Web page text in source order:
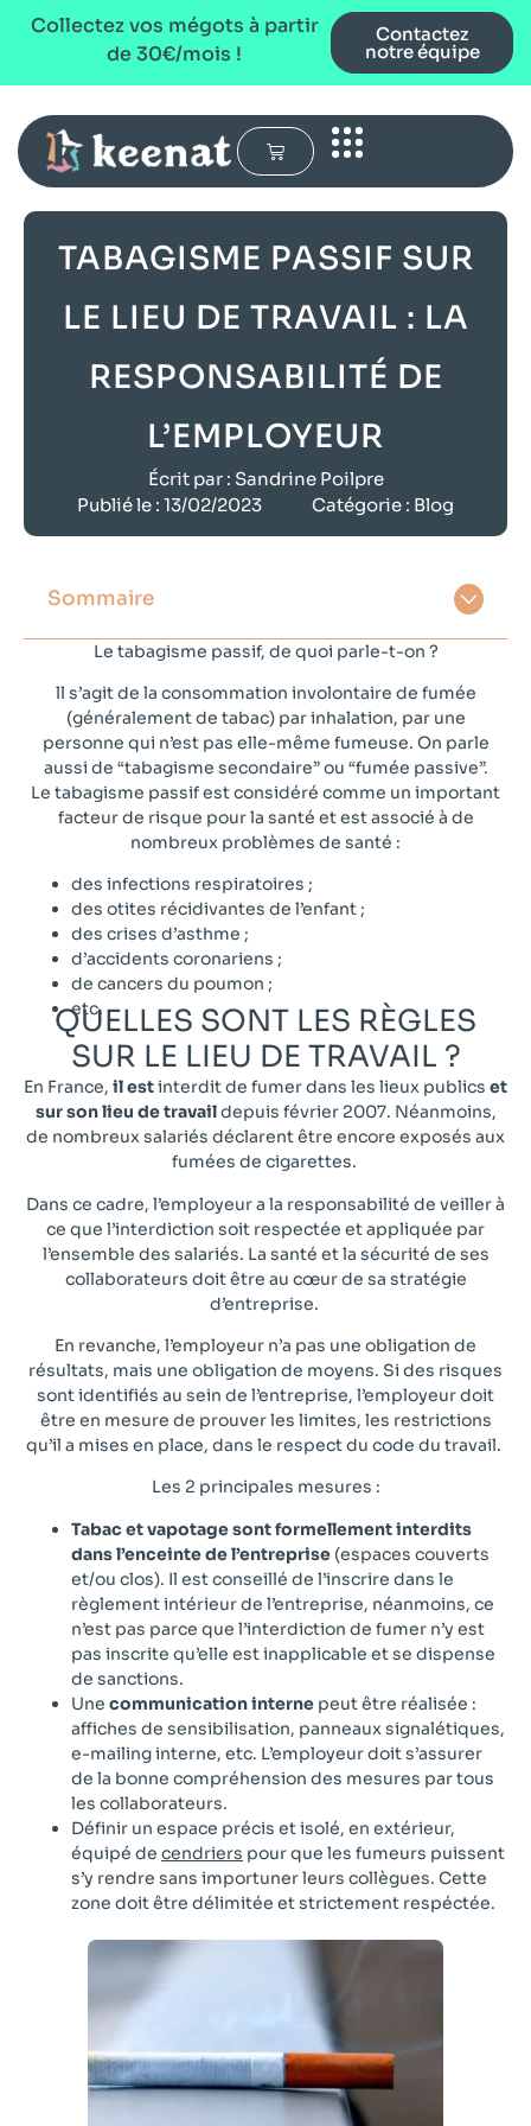
Collectez vos mégots à partir
de 30€/mois !
Contactez
notre équipe
TABAGISME PASSIF SUR
LE LIEU DE TRAVAIL : LA
RESPONSABILITÉ DE
L’EMPLOYEUR
Écrit par : Sandrine Poilpre
Publié le : 13/02/2023 Catégorie : Blog
Sommaire
Le tabagisme passif, de quoi parle-t-on ?
ll s’agit de la consommation involontaire de fumée
(généralement de tabac) par inhalation, par une
personne qui n’est pas elle-même fumeuse. On parle
aussi de “tabagisme secondaire” ou “fumée passive”.
Le tabagisme passif est considéré comme un important
facteur de risque pour la santé et est associé à de
nombreux problèmes de santé :
des infections respiratoires ;
des otites récidivantes de l’enfant ;
des crises d’asthme ;
d’accidents coronariens ;
de cancers du poumon ;
etc.
QUELLES SONT LES RÈGLES
SUR LE LIEU DE TRAVAIL ?
En France, il estinterdit de fumer dans les lieux publics et
sur son lieu de travaildepuis février 2007. Néanmoins,
de nombreux salariés déclarent être encore exposés aux
fumées de cigarettes.
Dans ce cadre, l’employeur a la responsabilité de veiller à
ce que l’interdiction soit respectée et appliquée par
l’ensemble des salariés. La santé et la sécurité de ses
collaborateurs doit être au cœur de sa stratégie
d’entreprise.
En revanche, l’employeur n’a pas une obligation de
résultats, mais une obligation de moyens. Si des risques
sont identifiés au sein de l’entreprise, l’employeur doit
être en mesure de prouver les limites, les restrictions
qu’il a mises en place, dans le respect du code du travail.
Les 2 principales mesures :
Tabac et vapotage sont formellement interdits
dans l’enceinte de l’entreprise (espaces couverts
et/ou clos). Il est conseillé de l’inscrire dans le
règlement intérieur de l’entreprise, néanmoins, ce
n’est pas parce que l’interdiction de fumer n’y est
pas inscrite qu’elle est inapplicable et se dispense
de sanctions.
Une communication interne peut être réalisée :
affiches de sensibilisation, panneaux signalétiques,
e-mailing interne, etc. L’employeur doit s’assurer
de la bonne compréhension des mesures par tous
les collaborateurs.
Définir un espace précis et isolé, en extérieur,
équipé de cendriers pour que les fumeurs puissent
s’y rendre sans importuner leurs collègues. Cette
zone doit être délimitée et strictement respéctée.